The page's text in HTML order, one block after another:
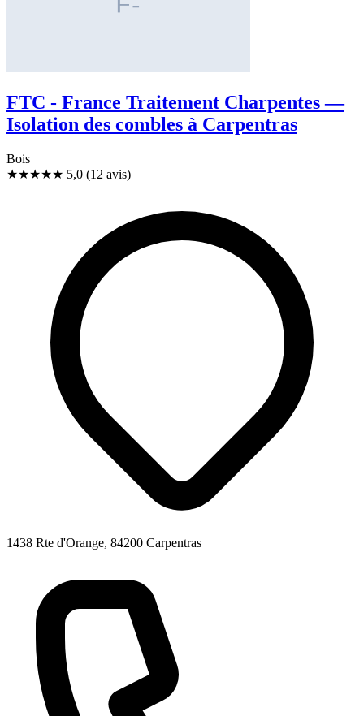
FTC - France Traitement Charpentes —
Isolation des combles à Carpentras
Bois
★★★★★ 5,0 (12 avis)
1438 Rte d'Orange, 84200 Carpentras